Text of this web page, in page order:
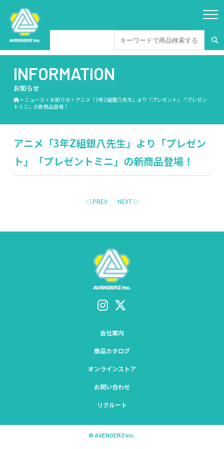
INFORMATION
お知らせ
> ニュース > お知らせ> アニメ「3年Z組銀八先生」より「プレゼント」「プレゼン
トミニ」の新商品登場！
アニメ「3年Z組銀八先生」より「プレゼン
ト」「プレゼントミニ」の新商品登場！
◁ PREV NEXT ▷
会社案内
商品カタログ
オンラインストア
お問い合わせ
リクルート
© AVENGERZ Inc.